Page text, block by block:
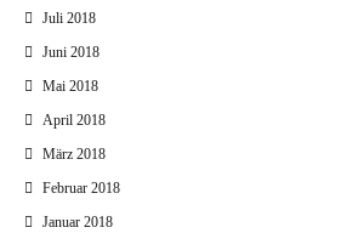
Juli 2018
Juni 2018
Mai 2018
April 2018
März 2018
Februar 2018
Januar 2018